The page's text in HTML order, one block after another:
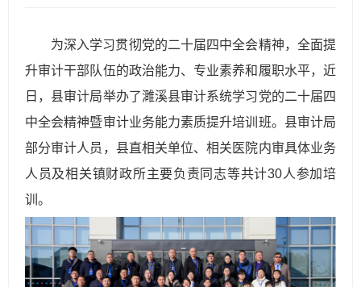
为深入学习贯彻党的二十届四中全会精神，全面提
升审计干部队伍的政治能力、专业素养和履职水平，近
日，县审计局举办了濉溪县审计系统学习党的二十届四
中全会精神暨审计业务能力素质提升培训班。县审计局
部分审计人员，县直相关单位、相关医院内审具体业务
人员及相关镇财政所主要负责同志等共计30人参加培
训。